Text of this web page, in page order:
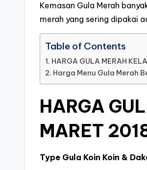
Kemasan Gula Merah
merah yang sering dipakai
Table of Contents
HARGA GULA MERAH
Harga Menu Gula Merah
HARGA
MARET
Type Gula Koin Koin &